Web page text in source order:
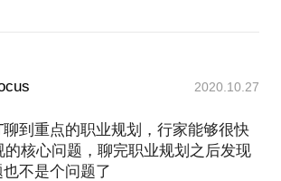
2020.10.27
到重点的职业规划，行家能够很快
的核心问题，聊完职业规划之后发现
不是个问题了